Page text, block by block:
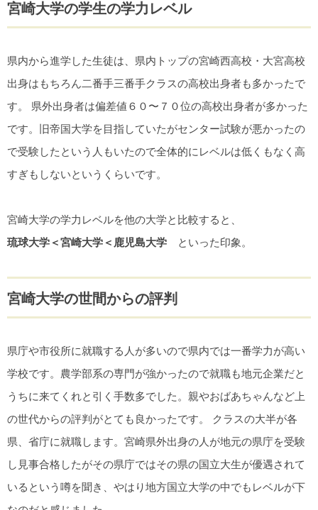
宮崎大学の学生の学力レベル
県内から進学した生徒は、県内トップの宮崎西高校・大宮高校
出身はもちろん二番手三番手クラスの高校出身者も多かったで
す。 県外出身者は偏差値６０〜７０位の高校出身者が多かった
です。旧帝国大学を目指していたがセンター試験が悪かったの
で受験したという人もいたので全体的にレベルは低くもなく高
すぎもしないというくらいです。
宮崎大学の学力レベルを他の大学と比較すると、
琉球大学＜宮崎大学＜鹿児島大学
といった印象。
宮崎大学の世間からの評判
県庁や市役所に就職する人が多いので県内では一番学力が高い
学校です。農学部系の専門が強かったので就職も地元企業だと
うちに来てくれと引く手数多でした。親やおばあちゃんなど上
の世代からの評判がとても良かったです。 クラスの大半が各
県、省庁に就職します。宮崎県外出身の人が地元の県庁を受験
し見事合格したがその県庁ではその県の国立大生が優遇されて
いるという噂を聞き、やはり地方国立大学の中でもレベルが下